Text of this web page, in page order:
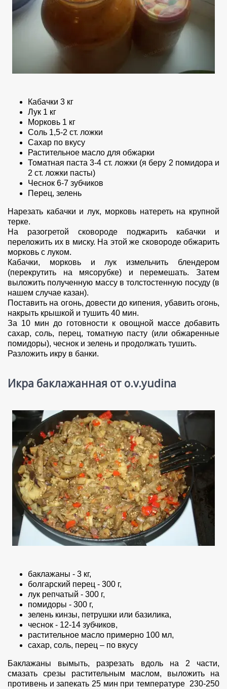
Кабачки 3 кг
Лук 1 кг
Морковь 1 кг
Соль 1,5-2 ст. ложки
Сахар по вкусу
Растительное масло для обжарки
Томатная паста 3-4 ст. ложки (я беру 2 помидора и
2 ст. ложки пасты)
Чеснок 6-7 зубчиков
Перец, зелень
Нарезать кабачки и лук, морковь натереть на крупной
терке.
На разогретой сковороде поджарить кабачки и
переложить их в миску. На этой же сковороде обжарить
морковь с луком.
Кабачки, морковь и лук измельчить блендером
(перекрутить на мясорубке) и перемешать. Затем
выложить полученную массу в толстостенную посуду (в
нашем случае казан).
Поставить на огонь, довести до кипения, убавить огонь,
накрыть крышкой и тушить 40 мин.
За 10 мин до готовности к овощной массе добавить
сахар, соль, перец, томатную пасту (или обжаренные
помидоры), чеснок и зелень и продолжать тушить.
Разложить икру в банки.
Икра баклажанная от o.v.yudina
баклажаны - 3 кг,
болгарский перец - 300 г,
лук репчатый - 300 г,
помидоры - 300 г,
зелень кинзы, петрушки или базилика,
чеснок - 12-14 зубчиков,
растительное масло примерно 100 мл,
сахар, соль, перец – по вкусу
Баклажаны вымыть, разрезать вдоль на 2 части,
смазать срезы растительным маслом, выложить на
противень и запекать 25 мин при температуре 230-250